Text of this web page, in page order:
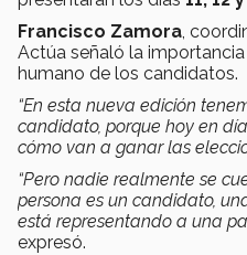
Francisco Zamora,
Actúa señaló la
humano de los candidatos.
“En esta nueva edición
candidato, porque hoy en
cómo van a ganar las
“Pero nadie realmente se
persona es un candidato,
está representando a una
expresó.